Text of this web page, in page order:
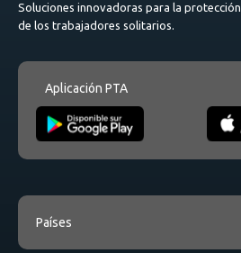
Soluciones innovadoras para la protección
de los trabajadores solitarios.
Aplicación PTA
Países